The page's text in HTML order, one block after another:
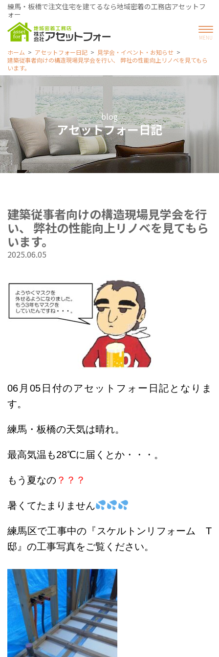
練馬・板橋で注文住宅を建てるなら地域密着の工務店アセットフ
ォー
ホーム アセットフォー日記
見学会・イベント・お知らせ
建築従事者向けの構造現場見学会を行い、 弊社の性能向上リノベを見てもら
います。
blog
アセットフォー日記
建築従事者向けの構造現場見学会を行
い、 弊社の性能向上リノベを見てもら
います。
2025.06.05
06 月05日 付のアセットフォー日記となりま
す。
練馬・板橋の天気は晴れ。
最高気温も28℃に届くとか・・・。
もう夏なの ？？？
暑くてたまりません
練馬区で工事中の『スケルトンリフォーム T
邸』の工事写真をご覧ください。